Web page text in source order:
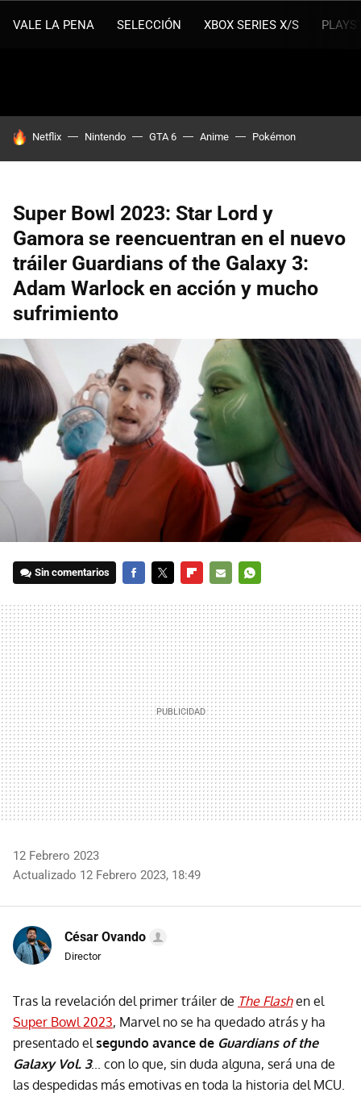
VALE LA PENA SELECCIÓN XBOX SERIES X/S
HOY SE HABLA DE
Netflix Nintendo GTA 6 Anime Pokémon
Super Bowl 2023: Star Lord y
Gamora se reencuentran en el nuevo
tráiler Guardians of the Galaxy 3:
Adam Warlock en acción y mucho
sufrimiento
Sin comentarios
MAIL
12 Febrero 2023
Actualizado 12 Febrero 2023, 18:49
César Ovando
Director
Tras la revelación del primer tráiler de The Flashen el
Super Bowl 2023, Marvel no se ha quedado atrás y ha
presentado el segundo avance de Guardians of the
Galaxy Vol. 3... con lo que, sin duda alguna, será una de
las despedidas más emotivas en toda la historia del MCU.